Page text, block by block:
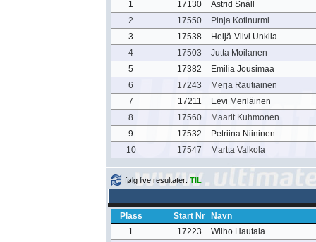
1
17130
Astrid Snäll
2
17550
Pinja Kotinurmi
3
17538
Heljä-Viivi Unkila
4
17503
Jutta Moilanen
5
17382
Emilia Jousimaa
6
17243
Merja Rautiainen
7
17211
Eevi Meriläinen
8
17560
Maarit Kuhmonen
9
17532
Petriina Niininen
10
17547 Martta Valkola
følg live resultater: TIL
Plass Start Nr
Navn
1
17223
Wilho Hautala